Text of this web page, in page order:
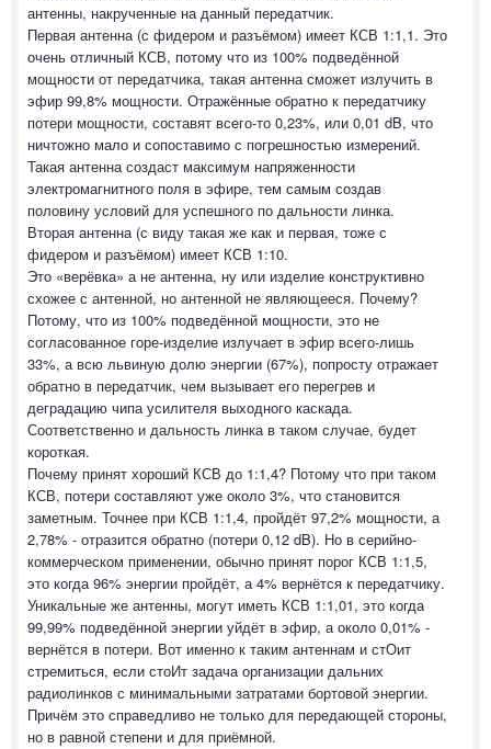
антенны, накрученные на данный передатчик.
Первая антенна (с фидером и разъёмом) имеет КСВ 1:1,1. Это
очень отличный КСВ, потому что из 100% подведённой
мощности от передатчика, такая антенна сможет излучить в
эфир 99,8% мощности. Отражённые обратно к передатчику
потери мощности, составят всего-то 0,23%, или 0,01 dB, что
ничтожно мало и сопоставимо с погрешностью измерений.
Такая антенна создаст максимум напряженности
электромагнитного поля в эфире, тем самым создав
половину условий для успешного по дальности линка.
Вторая антенна (с виду такая же как и первая, тоже с
фидером и разъёмом) имеет КСВ 1:10.
Это «верёвка» а не антенна, ну или изделие конструктивно
схожее с антенной, но антенной не являющееся. Почему?
Потому, что из 100% подведённой мощности, это не
согласованное горе-изделие излучает в эфир всего-лишь
33%, а всю львиную долю энергии (67%), попросту отражает
обратно в передатчик, чем вызывает его перегрев и
деградацию чипа усилителя выходного каскада.
Соответственно и дальность линка в таком случае, будет
короткая.
Почему принят хороший КСВ до 1:1,4? Потому что при таком
КСВ, потери составляют уже около 3%, что становится
заметным. Точнее при КСВ 1:1,4, пройдёт 97,2% мощности, а
2,78% - отразится обратно (потери 0,12 dB). Но в серийно-
коммерческом применении, обычно принят порог КСВ 1:1,5,
это когда 96% энергии пройдёт, а 4% вернётся к передатчику.
Уникальные же антенны, могут иметь КСВ 1:1,01, это когда
99,99% подведённой энергии уйдёт в эфир, а около 0,01% -
вернётся в потери. Вот именно к таким антеннам и стОит
стремиться, если стоИт задача организации дальних
радиолинков с минимальными затратами бортовой энергии.
Причём это справедливо не только для передающей стороны,
но в равной степени и для приёмной.